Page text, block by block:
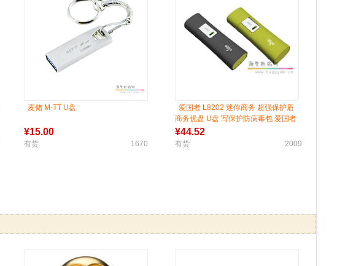
麦储 M-TT U盘
¥15.00
有货 1670
爱国者 L8202 迷你商务 超强保护盾
商务优盘 U盘 写保护防病毒包 爱国者
商务优盘 USB2.0
¥44.52
有货 2009